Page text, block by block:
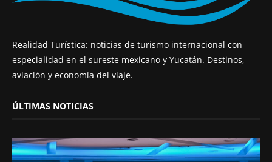
Realidad Turística: noticias de turismo internacional con
especialidad en el sureste mexicano y Yucatán. Destinos,
aviación y economía del viaje.
ÚLTIMAS NOTICIAS